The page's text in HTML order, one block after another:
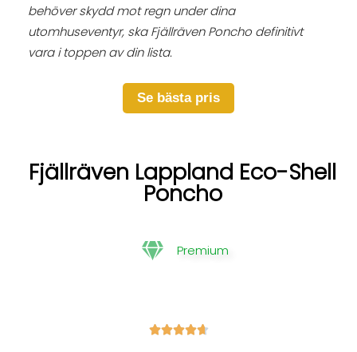
behöver skydd mot regn under dina
utomhuseventyr, ska Fjällräven Poncho definitivt
vara i toppen av din lista.
Se bästa pris
Fjällräven Lappland Eco-Shell
Poncho
Premium
